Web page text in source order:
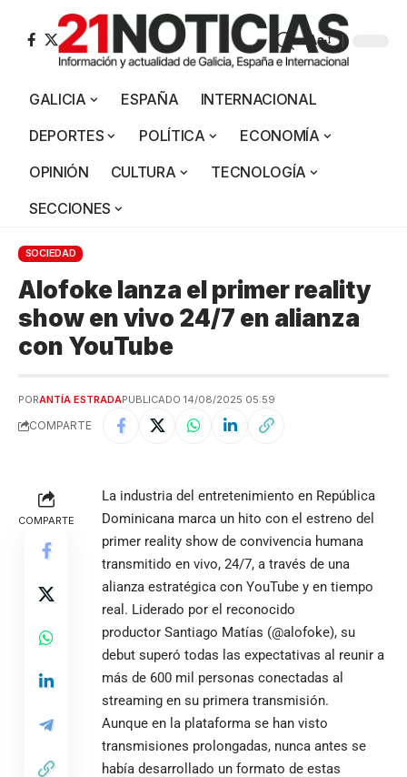
Aa
GALICIA ESPAÑA
INTERNACIONAL
DEPORTES
POLÍTICA
ECONOMÍA
OPINIÓN
CULTURA
TECNOLOGÍA
SECCIONES
SOCIEDAD
Alofoke lanza el primer reality
show en vivo 24/7 en alianza
con YouTube
PORANTÍA ESTRADAPUBLICADO 14/08/2025 05:59
COMPARTE
COMPARTE
La industria del entretenimiento en República
Dominicana marca un hito con el estreno del
primer reality show de convivencia humana
transmitido en vivo, 24/7, a través de una
alianza estratégica con YouTube y en tiempo
real. Liderado por el reconocido
productor Santiago Matías (@alofoke), su
debut superó todas las expectativas al reunir a
más de 600 mil personas conectadas al
streaming en su primera transmisión.
Aunque en la plataforma se han visto
transmisiones prolongadas, nunca antes se
había desarrollado un formato de estas